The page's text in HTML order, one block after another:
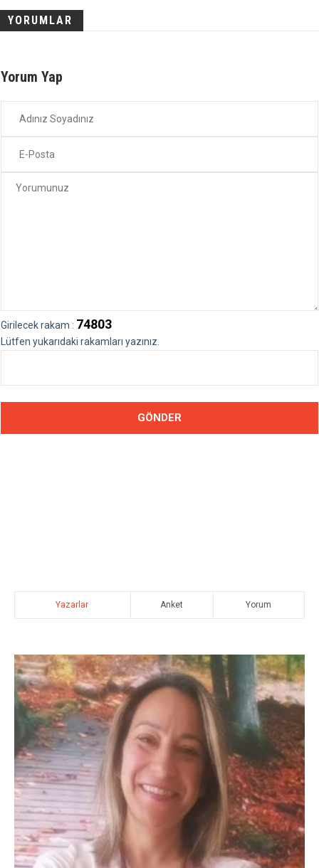
YORUMLAR
Yorum Yap
Girilecek rakam : 74803
Lütfen yukarıdaki rakamları yazınız.
Yazarlar Anket Yorum